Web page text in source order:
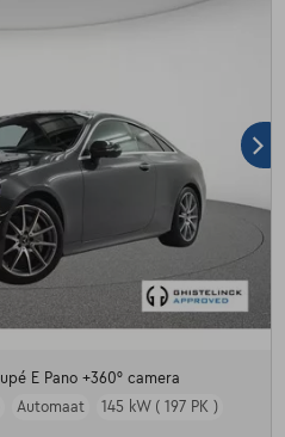
E Pano +360° camera
Automaat 145 kW ( 197 PK )